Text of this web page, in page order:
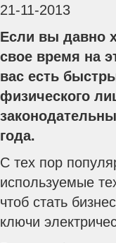
21-11-2013
Если вы давно
свое время на
вас есть
физического
года.
С тех пор
используемые
чтоб стать
ключи